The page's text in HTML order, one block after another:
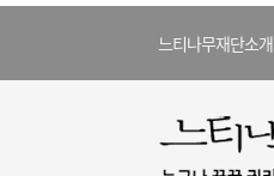
느티나무재단소개